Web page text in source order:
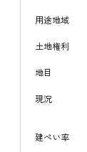
用途地域
土地権利
地目
現況
建ぺい率